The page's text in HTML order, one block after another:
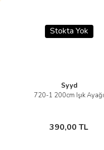
Stokta Yok
Syyd
720-1 200cm Işık Ayağı
390,00 TL
Görüntüle
Stokta Yok